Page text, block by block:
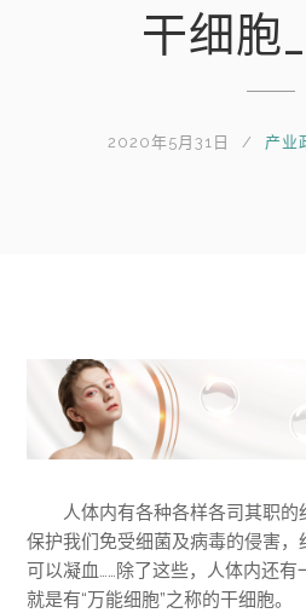
干细胞
2020年5月31日 产业
人体内有各种各样各司其职的
保护我们免受细菌及病毒的侵害
可以凝血……除了这些，人体内还
就是有“万能细胞”之称的干细胞。